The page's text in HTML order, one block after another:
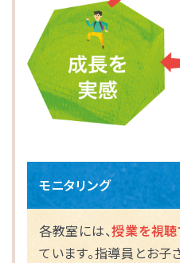
モニタリング
各教室には、授業を視聴
ています。指導員とお
横浜
横浜
横浜
海
相
大阪